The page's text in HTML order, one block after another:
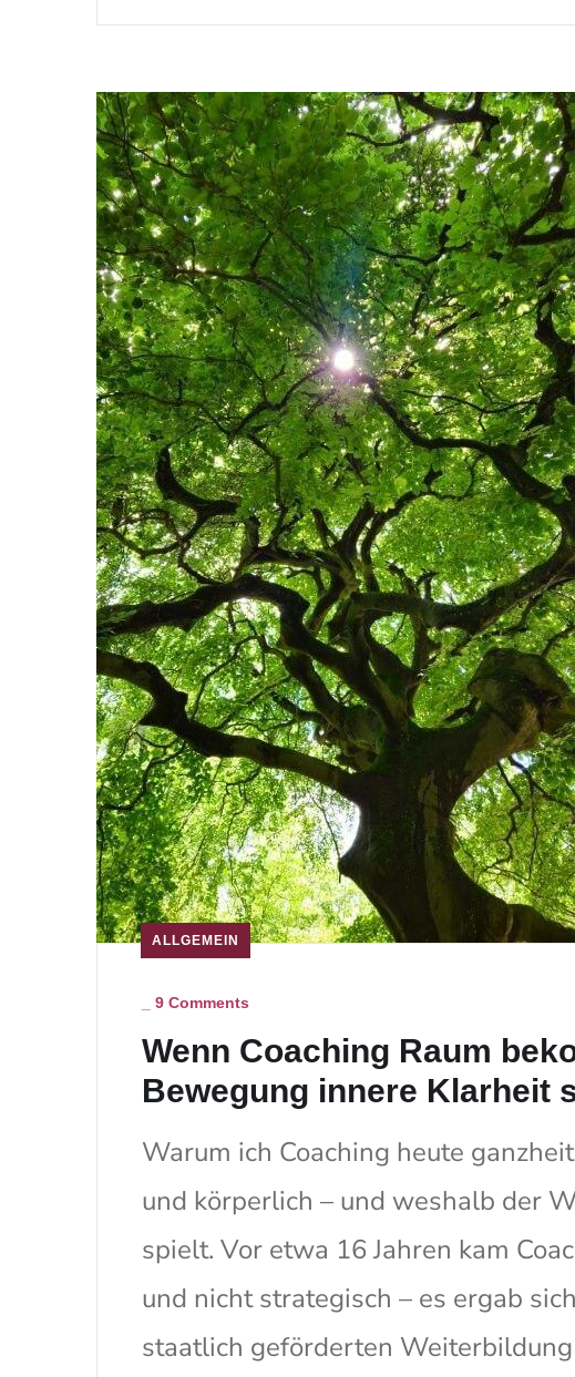
ALLGEMEIN
9 Comments
Wenn Coaching Raum
Bewegung innere Klarheit
Warum ich Coaching heute
und körperlich – und weshalb der
spielt. Vor etwa 16 Jahren kam
und nicht strategisch – es ergab
staatlich geförderten